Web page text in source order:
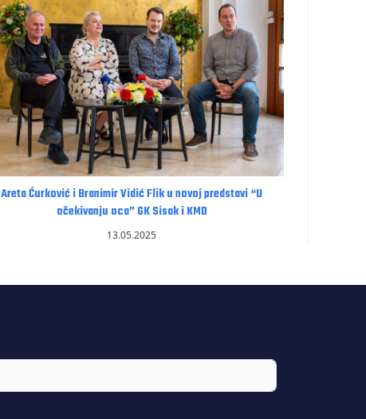
Areta Ćurković i Branimir Vidić Flik u novoj predstavi “U
očekivanju oca” GK Sisak i KMD
13.05.2025